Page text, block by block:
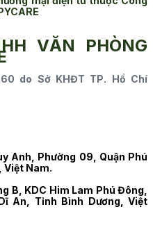
VĂN PHÒNG
do Sở KHĐT TP. Hồ Chí
Anh, Phường 09, Quận Phú
Việt Nam.
B, KDC Him Lam Phú Đông,
An, Tỉnh Bình Dương, Việt